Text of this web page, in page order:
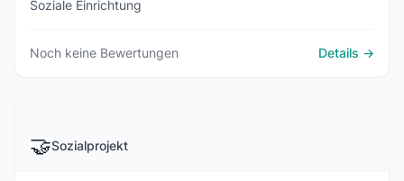
Soziale Einrichtung
Noch keine Bewertungen Details →
🤝Sozialprojekt